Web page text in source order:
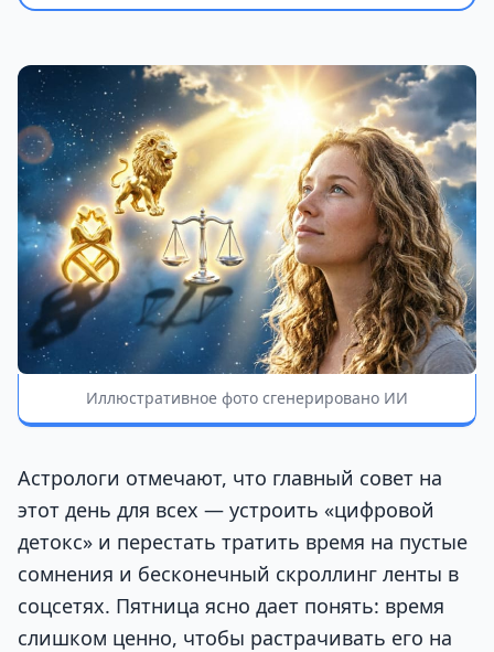
Иллюстративное фото сгенерировано ИИ
Астрологи отмечают, что главный совет на
этот день для всех — устроить «цифровой
детокс» и перестать тратить время на пустые
сомнения и бесконечный скроллинг ленты в
соцсетях. Пятница ясно дает понять: время
слишком ценно, чтобы растрачивать его на